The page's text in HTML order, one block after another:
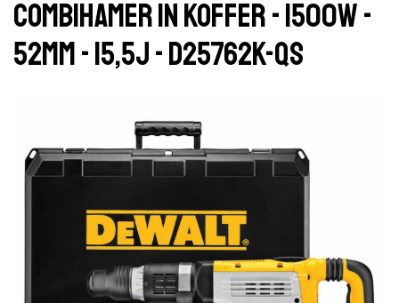
combihamer in koffer - 1500W -
52mm - 15,5J - D25762K-QS